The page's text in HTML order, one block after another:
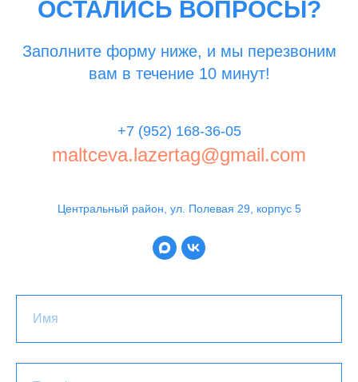
ОСТАЛИСЬ ВОПРОСЫ?
Заполните форму ниже, и мы перезвоним
вам в течение 10 минут!
+7 (952) 168-36-05
maltceva.lazertag@gmail.com
Центральный район, ул. Полевая 29, корпус 5